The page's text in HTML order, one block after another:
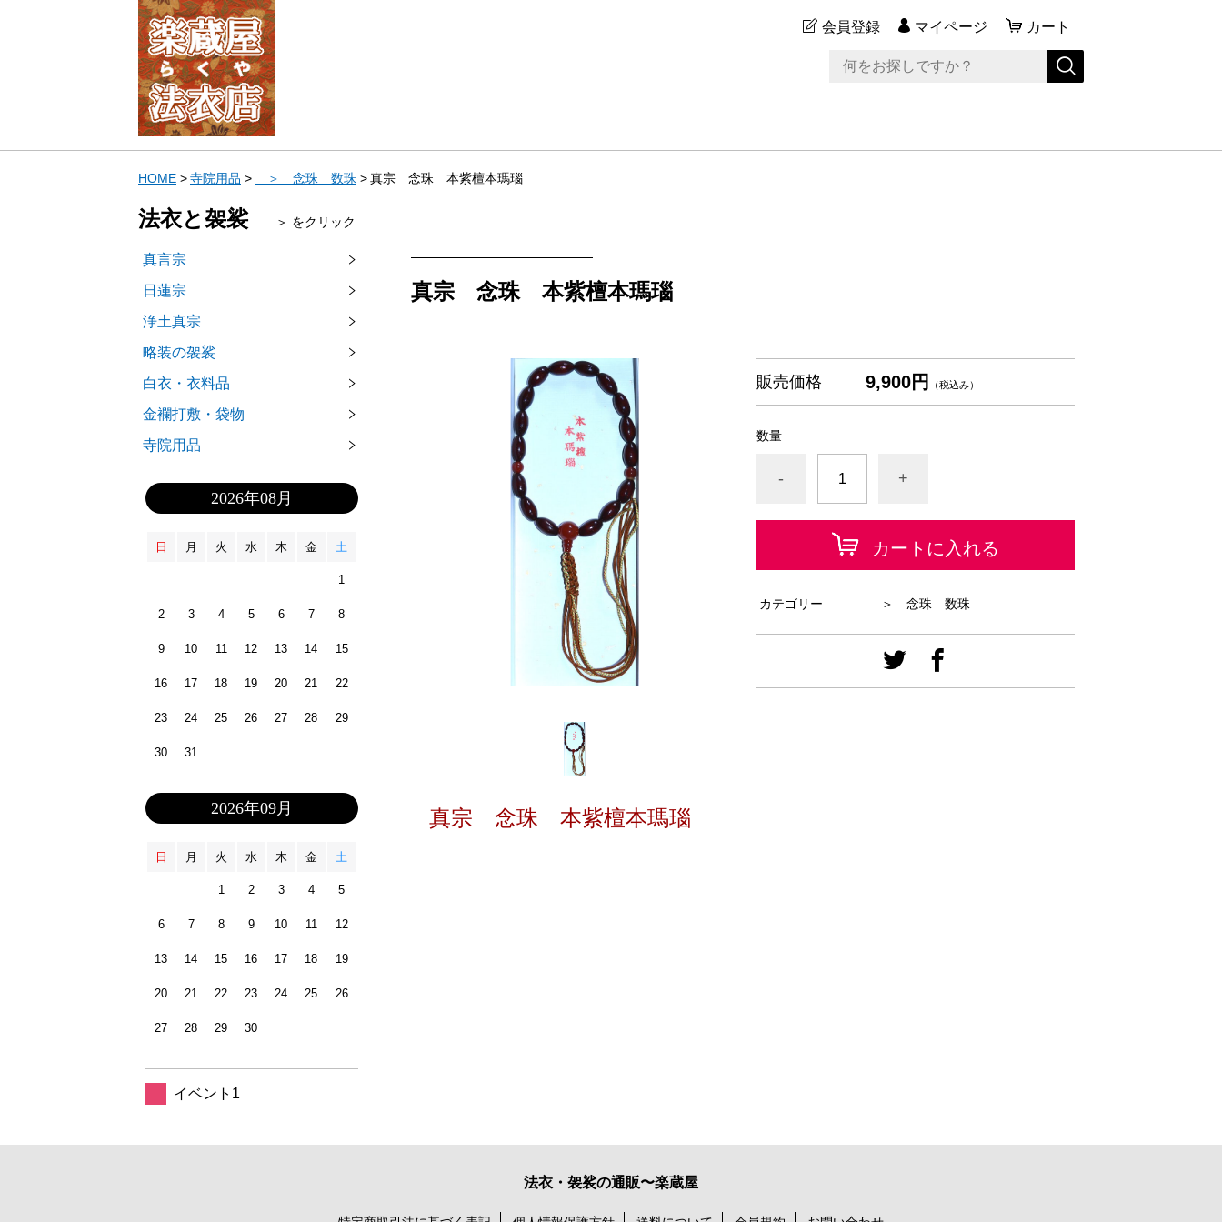
会員登録 マイページ カート
HOME 寺院用品 ＞ 念珠 数珠 真宗 念珠 本紫檀本瑪瑙
真宗 念珠 本紫檀本瑪瑙
販売価格 9,900円 （税込み）
数量
- +
カートに入れる
カテゴリー ＞ 念珠 数珠
真宗 念珠 本紫檀本瑪瑙
法衣と袈裟 ＞ をクリック
真言宗
日蓮宗
浄土真宗
略装の袈裟
白衣・衣料品
金襴打敷・袋物
寺院用品
2026年08月
日 月 火 水 木 金 土
1
2 3 4 5 6 7 8
9 10 11 12 13 14 15
16 17 18 19 20 21 22
23 24 25 26 27 28 29
30 31
2026年09月
日 月 火 水 木 金 土
1 2 3 4 5
6 7 8 9 10 11 12
13 14 15 16 17 18 19
20 21 22 23 24 25 26
27 28 29 30
イベント1
法衣・袈裟の通販〜楽蔵屋